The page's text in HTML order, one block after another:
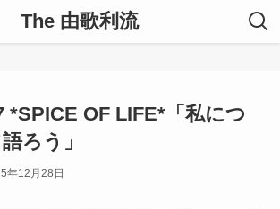
The 由歌利流
*SPICE OF LIFE*「私につ
ろう」
年12月28日